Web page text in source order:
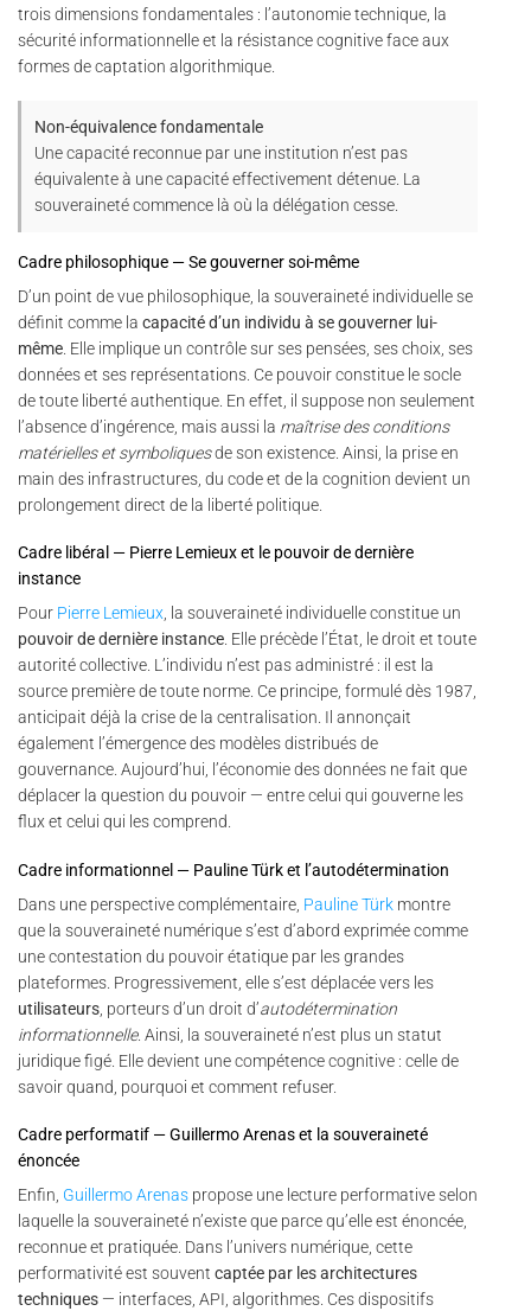
trois dimensions fondamentales : l’autonomie technique, la
sécurité informationnelle et la résistance cognitive face aux
formes de captation algorithmique.
Non-équivalence fondamentale
Une capacité reconnue par une institution n’est pas
équivalente à une capacité effectivement détenue. La
souveraineté commence là où la délégation cesse.
Cadre philosophique — Se gouverner soi-même
D’un point de vue philosophique, la souveraineté individuelle se
définit comme la capacité d’un individu à se gouverner lui-
même . Elle implique un contrôle sur ses pensées, ses choix, ses
données et ses représentations. Ce pouvoir constitue le socle
de toute liberté authentique. En effet, il suppose non seulement
l’absence d’ingérence, mais aussi la maîtrise des conditions
matérielles et symboliquesde son existence. Ainsi, la prise en
main des infrastructures, du code et de la cognition devient un
prolongement direct de la liberté politique.
Cadre libéral — Pierre Lemieux et le pouvoir de dernière
instance
Pour Pierre Lemieux, la souveraineté individuelle constitue un
pouvoir de dernière instance. Elle précède l’État, le droit et toute
autorité collective. L’individu n’est pas administré : il est la
source première de toute norme. Ce principe, formulé dès 1987,
anticipait déjà la crise de la centralisation. Il annonçait
également l’émergence des modèles distribués de
gouvernance. Aujourd’hui, l’économie des données ne fait que
déplacer la question du pouvoir — entre celui qui gouverne les
flux et celui qui les comprend.
Cadre informationnel — Pauline Türk et l’autodétermination
Dans une perspective complémentaire, Pauline Türk montre
que la souveraineté numérique s’est d’abord exprimée comme
une contestation du pouvoir étatique par les grandes
plateformes. Progressivement, elle s’est déplacée vers les
utilisateurs , porteurs d’un droit d’autodétermination
informationnelle. Ainsi, la souveraineté n’est plus un statut
juridique figé. Elle devient une compétence cognitive : celle de
savoir quand, pourquoi et comment refuser.
Cadre performatif — Guillermo Arenas et la souveraineté
énoncée
Enfin, Guillermo Arenas propose une lecture performative selon
laquelle la souveraineté n’existe que parce qu’elle est énoncée,
reconnue et pratiquée. Dans l’univers numérique, cette
performativité est souvent captée par les architectures
techniques — interfaces, API, algorithmes. Ces dispositifs